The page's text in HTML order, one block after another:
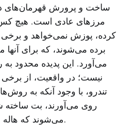
ساخت و پرورش قهرمان‌های
مرزهای عادی است. هیچ کس
کرده، پوزش نمی‌خواهد و
برده می‌شوند، که برای آنها
می‌آورد. این پدیده محدود
نیست؛ در واقعیت، از
تندرو، با وجود آنکه به
روی می‌آورند، بت ساخته
می‌شوند که هاله مقدس به دور سر دارند.